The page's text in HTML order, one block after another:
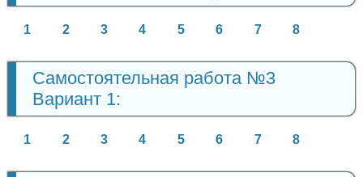
1 2 3 4 5 6 7 8
Самостоятельная работа №3
Вариант 1:
1 2 3 4 5 6 7 8